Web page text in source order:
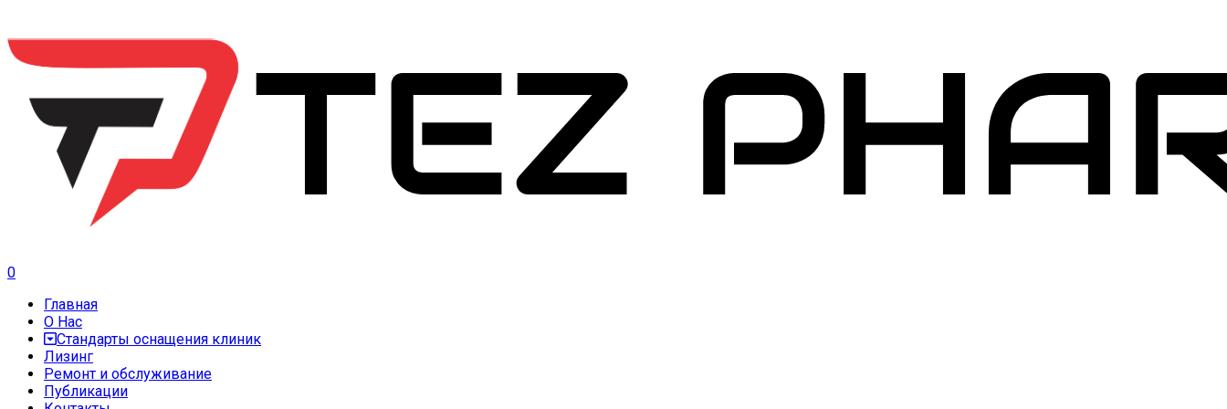
0
Главная
О Нас
Стандарты оснащения клиник
Лизинг
Ремонт и обслуживание
Публикации